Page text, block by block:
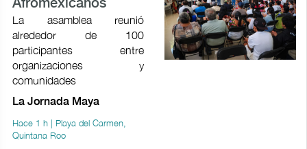
Afromexicanos
La asamblea reunió
alrededor de 100
participantes entre
organizaciones y
comunidades
La Jornada Maya
Hace 1 h | Playa del Carmen,
Quintana Roo